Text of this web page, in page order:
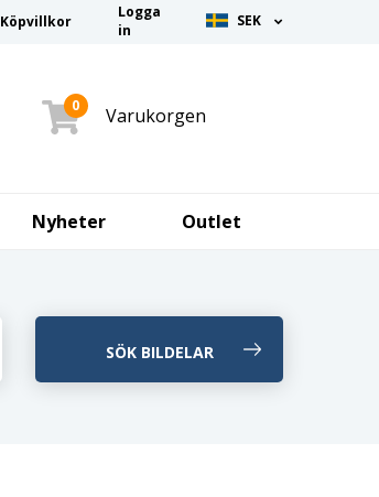
Köpvillkor
Logga
in
SEK
0 Varukorgen
Nyheter Outlet